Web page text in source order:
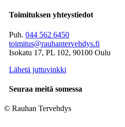
Toimituksen yhteystiedot
Puh. 044 562 6450
toimitus@rauhantervehdys.fi
Isokatu 17, PL 102, 90100 Oulu
Lähetä juttuvinkki
Seuraa meitä somessa
© Rauhan Tervehdys